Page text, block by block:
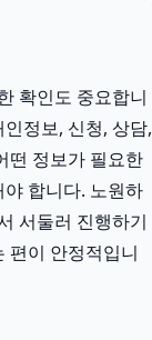
확인도 중요합니
정보, 신청, 상담,
떤 정보가 필요한
합니다. 노원하
서둘러 진행하기
편이 안정적입니